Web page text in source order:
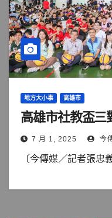
地方大小事 高雄市
高雄市社教盃三
7 月 1, 2025 今
〔今傳媒／記者張忠